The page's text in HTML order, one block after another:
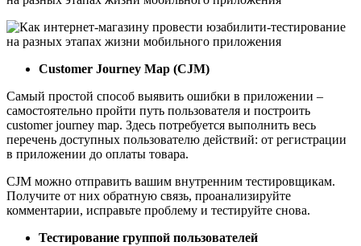
Customer Journey Map (CJM)
Самый простой способ выявить ошибки в приложении –
самостоятельно пройти путь пользователя и построить
customer journey map. Здесь потребуется выполнить весь
перечень доступных пользователю действий: от регистрации
в приложении до оплаты товара.
CJM можно отправить вашим внутренним тестировщикам.
Получите от них обратную связь, проанализируйте
комментарии, исправьте проблему и тестируйте снова.
Тестирование группой пользователей